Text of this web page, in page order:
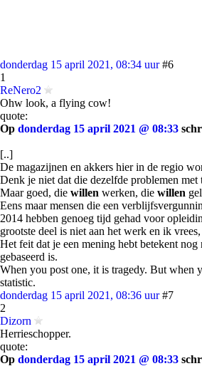
donderdag 15 april 2021, 08:34 uur #6
1
ReNero2
Ohw look, a flying cow!
quote:
Op donderdag 15 april 2021 @ 08:33
[..]
De magazijnen en akkers hier in de regio
Denk je niet dat die dezelfde problemen met
Maar goed, die willen werken, die willen
Eens maar mensen die een
2014 hebben genoeg tijd gehad voor
grootste deel is niet aan het werk en ik
Het feit dat je een mening hebt betekent nog
gebaseerd is.
When you post one, it is tragedy. But when
statistic.
donderdag 15 april 2021, 08:36 uur #7
2
Dizorn
Herrieschopper.
quote:
Op donderdag 15 april 2021 @ 08:33